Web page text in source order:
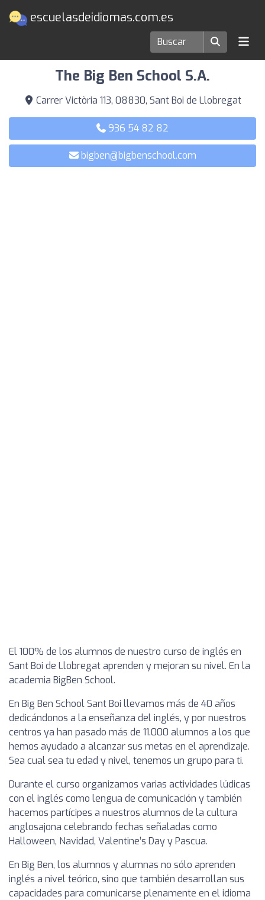
escuelasdeidiomas.com.es
Escuelas de idiomas en Sant Boi de Llobregat
The Big Ben School S.A.
Carrer Victòria 113, 08830, Sant Boi de Llobregat
936 54 82 82
bigben@bigbenschool.com
El 100% de los alumnos de nuestro curso de inglés en
Sant Boi de Llobregat aprenden y mejoran su nivel. En la
academia BigBen School.
En Big Ben School Sant Boi llevamos más de 40 años
dedicándonos a la enseñanza del inglés, y por nuestros
centros ya han pasado más de 11.000 alumnos a los que
hemos ayudado a alcanzar sus metas en el aprendizaje.
Sea cual sea tu edad y nivel, tenemos un grupo para ti.
Durante el curso organizamos varias actividades lúdicas
con el inglés como lengua de comunicación y también
hacemos partícipes a nuestros alumnos de la cultura
anglosajona celebrando fechas señaladas como
Halloween, Navidad, Valentine’s Day y Pascua.
En Big Ben, los alumnos y alumnas no sólo aprenden
inglés a nivel teórico, sino que también desarrollan sus
capacidades para comunicarse plenamente en el idioma